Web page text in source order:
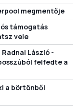
megmentője
támogatás
vele
László -
felfedte a
a börtönből